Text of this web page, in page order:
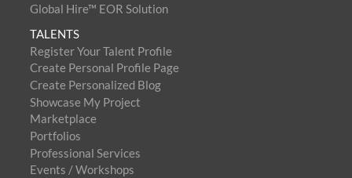
Global Hire™ EOR Solution
TALENTS
Register Your Talent Profile
Create Personal Profile Page
Create Personalized Blog
Showcase My Project
Marketplace
Portfolios
Professional Services
Events / Workshops